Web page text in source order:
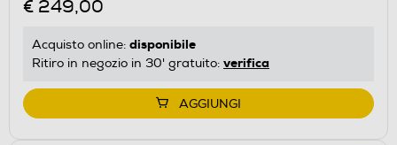
€ 249,00
Acquisto online: disponibile
Ritiro in negozio in 30' gratuito: verifica
AGGIUNGI